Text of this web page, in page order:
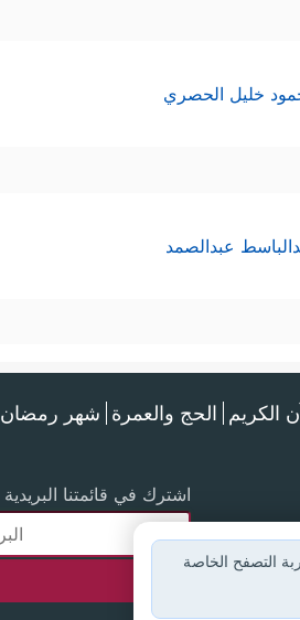
خليل الحصري
عبدالصمد
الكريم الحج والعمرة شهر رمضان
اشترك في قائمتنا البريدية
التصفح الخاصة